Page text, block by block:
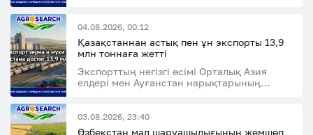
04.08.2026, 00:12
Қазақстаннан астық пен ұн экспорты 13,9
млн тоннаға жетті
Экспорттың негізгі өсімі Орталық Азия
елдері мен Ауғанстан нарықтарының
03.08.2026, 23:40
Өзбекстан мал шаруашылығының жемшөп